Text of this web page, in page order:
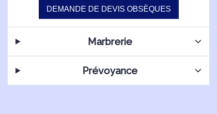
DEMANDE DE DEVIS OBSÈQUES
Marbrerie
Prévoyance